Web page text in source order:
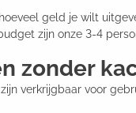
geld je wilt
zijn onze 3-4
zonder
verkrijgbaar voor